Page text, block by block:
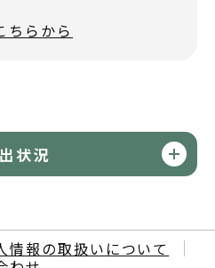
ちらから
状況
情報の取扱いについて